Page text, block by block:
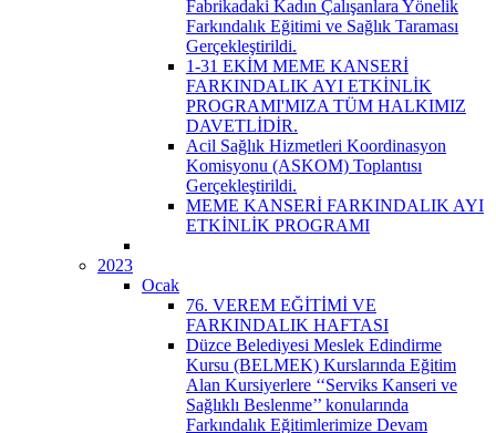
Fabrikadaki Kadın Çalışanlara Yönelik
Farkındalık Eğitimi ve Sağlık Taraması
Gerçekleştirildi.
1-31 EKİM MEME KANSERİ
FARKINDALIK AYI ETKİNLİK
PROGRAMI'MIZA TÜM HALKIMIZ
DAVETLİDİR.
Acil Sağlık Hizmetleri Koordinasyon
Komisyonu (ASKOM) Toplantısı
Gerçekleştirildi.
MEME KANSERİ FARKINDALIK AYI
ETKİNLİK PROGRAMI
2023
Ocak
76. VEREM EĞİTİMİ VE
FARKINDALIK HAFTASI
Düzce Belediyesi Meslek Edindirme
Kursu (BELMEK) Kurslarında Eğitim
Alan Kursiyerlere ‘‘Serviks Kanseri ve
Sağlıklı Beslenme’’ konularında
Farkındalık Eğitimlerimize Devam